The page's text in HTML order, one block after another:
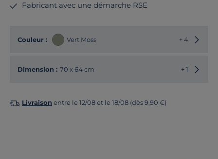
Fabricant avec une démarche RSE
Couleur : Vert Moss + 4
Dimension : 70 x 64 cm + 1
Livraison entre le 12/08 et le 18/08 (dès 9,90 €)